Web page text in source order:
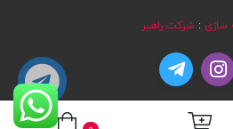
سازی : شرکت راهبر